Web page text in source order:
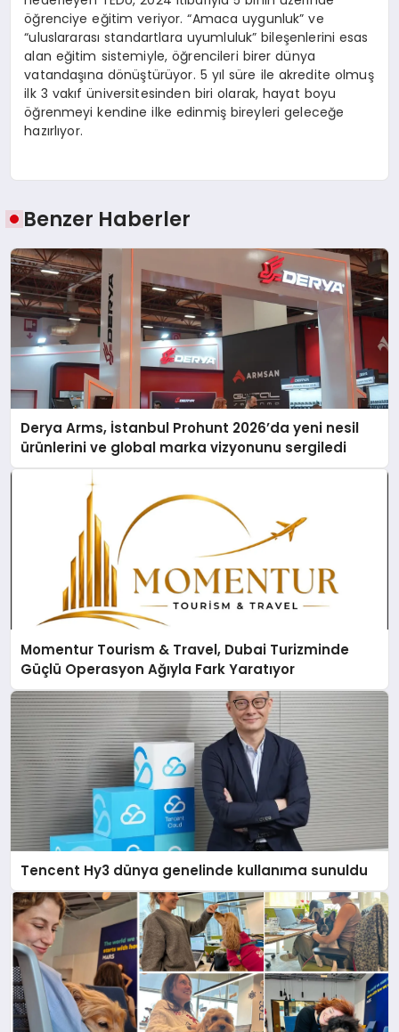
öğrenciye eğitim veriyor. “Amaca uygunluk” ve
“uluslararası standartlara uyumluluk” bileşenlerini esas
alan eğitim sistemiyle, öğrencileri birer dünya
vatandaşına dönüştürüyor. 5 yıl süre ile akredite olmuş
ilk 3 vakıf üniversitesinden biri olarak, hayat boyu
öğrenmeyi kendine ilke edinmiş bireyleri geleceğe
hazırlıyor.
Benzer Haberler
Derya Arms, İstanbul Prohunt 2026’da yeni nesil
ürünlerini ve global marka vizyonunu sergiledi
Momentur Tourism & Travel, Dubai Turizminde
Güçlü Operasyon Ağıyla Fark Yaratıyor
Tencent Hy3 dünya genelinde kullanıma sunuldu